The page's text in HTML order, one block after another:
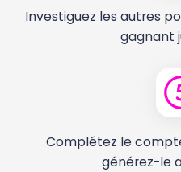
Investiguez les autres
gagnant
Complétez le
générez-le